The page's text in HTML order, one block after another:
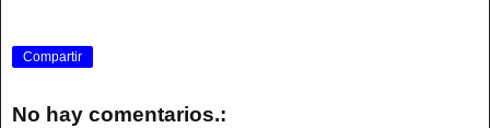
Compartir
No hay comentarios.: